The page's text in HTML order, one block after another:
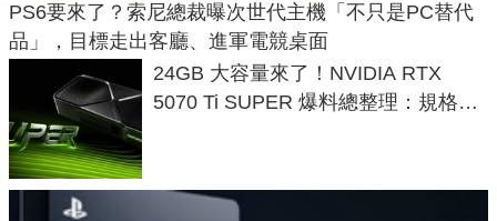
PS6要來了？索尼總裁曝次世代主機「不只是PC替代
品」，目標走出客廳、進軍電競桌面
24GB 大容量來了！NVIDIA RTX
5070 Ti SUPER 爆料總整理：規格、